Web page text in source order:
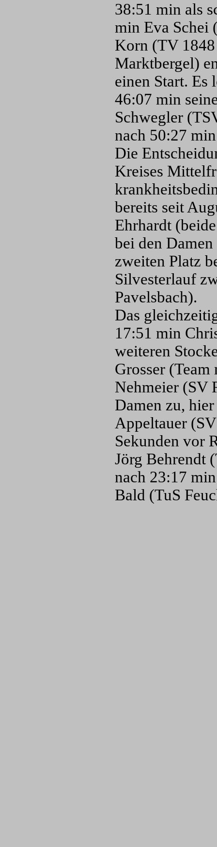
38:51 min als
min Eva Schei
Korn (TV 1848
Marktbergel)
einen Start. Es
46:07 min
Schwegler
nach 50:27
Die
Kreises
bereits seit
Ehrhardt
bei den
zweiten Platz
Silvesterlauf
Pavelsbach).
Das
17:51 min
weiteren
Grosser
Nehmeier (SV
Damen zu,
Appeltauer
Sekunden vor
Jörg Behrendt
nach 23:17
Bald (TuS